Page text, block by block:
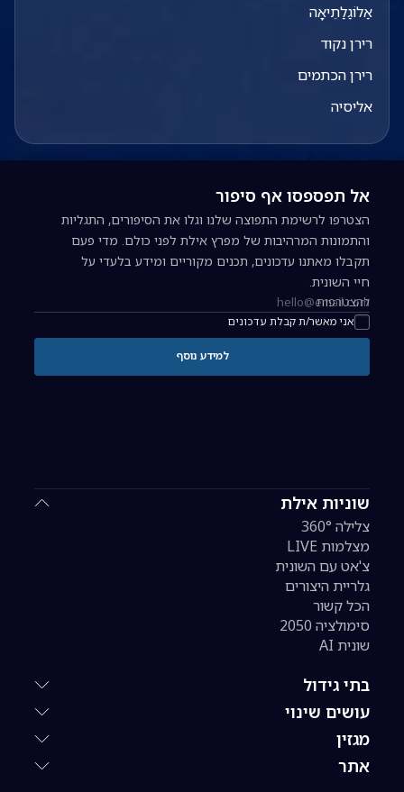
אַלוֹגַלַתֵיאָה
רירן נקוד
רירן הכתמים
אליסיה
שוניות אילת
צלילה 360°
מצלמות LIVE
צ'אט עם השונית
גלריית היצורים
הכל קשור
סימולציה 2050
שונית AI
בתי גידול
עושים שינוי
מגזין
אתר
אל תפספסו אף סיפור
הצטרפו לרשימת התפוצה שלנו וגלו את הסיפורים, התגליות
והתמונות המרהיבות של מפרץ אילת לפני כולם. מדי פעם
תקבלו מאתנו עדכונים, תכנים מקוריים ומידע בלעדי על
חיי השונית.
כתובת אימייל להרשמה לניוזלטר
אני מאשר/ת קבלת עדכונים
להצטרפות
למידע נוסף